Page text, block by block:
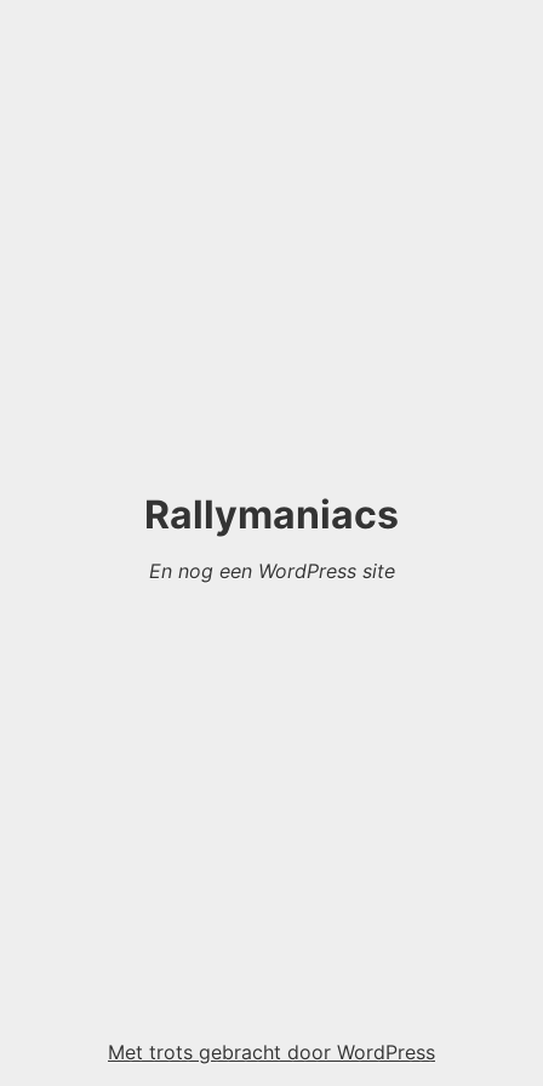
Rallymaniacs
En nog een WordPress site
Met trots gebracht door WordPress